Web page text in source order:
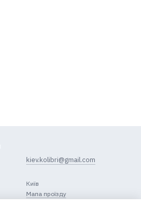
kiev.kolibri@gmail.com
Київ
Мапа проїзду